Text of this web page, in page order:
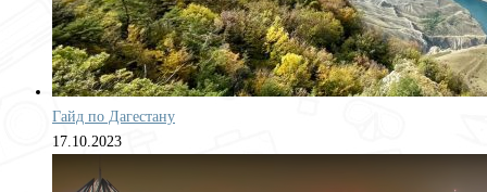
Гайд по Дагестану
17.10.2023